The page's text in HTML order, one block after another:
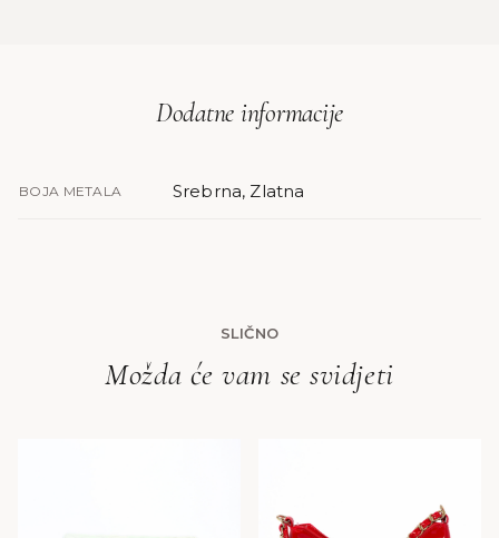
Dodatne informacije
BOJA METALA Srebrna, Zlatna
SLIČNO
Možda će vam se svidjeti